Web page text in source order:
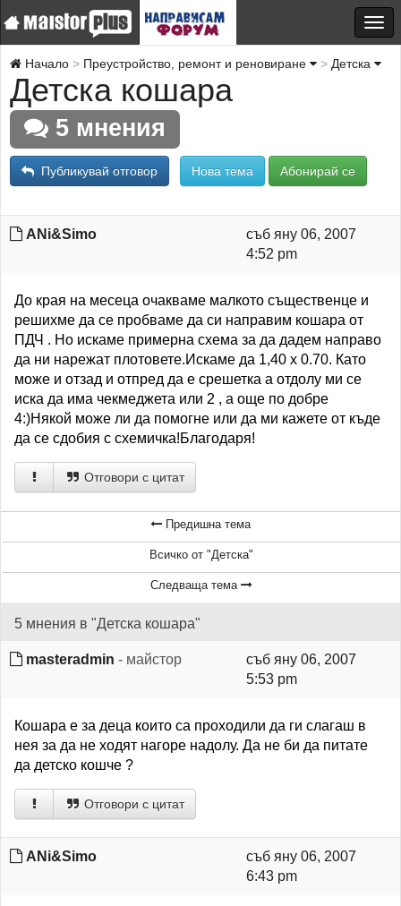
Начало Преустройство, ремонт и реновиране Детска
Детска кошара
5 мнения
Публикувай отговор Нова тема Абонирай се
ANi&Simo
съб яну 06, 2007
4:52 pm
До края на месеца очакваме малкото същественце и
решихме да се пробваме да си направим кошара от
ПДЧ . Но искаме примерна схема за да дадем направо
да ни нарежат плотовете.Искаме да 1,40 х 0.70. Като
може и отзад и отпред да е срешетка а отдолу ми се
иска да има чекмеджета или 2 , а още по добре
4:)Някой може ли да помогне или да ми кажете от къде
да се сдобия с схемичка!Благодаря!
Отговори с цитат
Предишна тема
Всичко от "Детска"
Следваща тема
5 мнения в "Детска кошара"
masteradmin - майстор
съб яну 06, 2007
5:53 pm
Кошара е за деца които са проходили да ги слагаш в
нея за да не ходят нагоре надолу. Да не би да питате
да детско кошче ?
Отговори с цитат
ANi&Simo
съб яну 06, 2007
6:43 pm